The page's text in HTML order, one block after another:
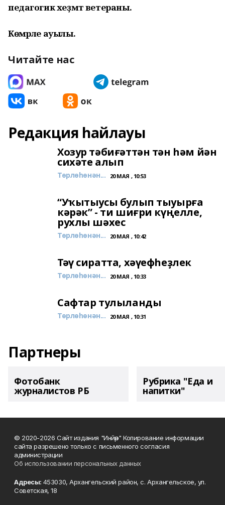
педагогик хеҙмәт ветераны.
Көмәрле ауылы.
Читайте нас
Редакция һайлауы
Хозур тәбиғәттән тән һәм йән
сихәте алып
Төрлөһөнән... 20 МАЯ , 10:53
“Уҡытыусы булып тыуырға
кәрәк” - ти шиғри күңелле,
рухлы шәхес
Төрлөһөнән... 20 МАЯ , 10:42
Тәү сиратта, хәүефһеҙлек
Төрлөһөнән... 20 МАЯ , 10:33
Сафтар тулыланды
Төрлөһөнән... 20 МАЯ , 10:31
Партнеры
Фотобанк
журналистов РБ
Рубрика "Еда и
напитки"
© 2020-2026 Сайт издания "Инйәр" Копирование информации
сайта разрешено только с письменного согласия
администрации
Об использовании персональных данных
Адресы: 453030, Архангельский район, с. Архангельское, ул.
Советская, 18